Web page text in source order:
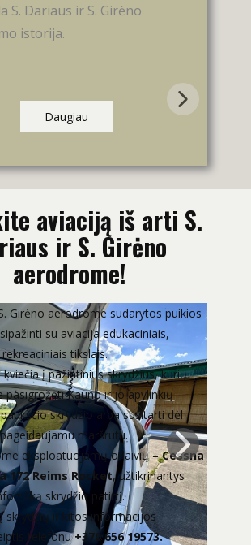
S. Dariaus ir S. Girėno
istorija.
Daugiau
aviaciją iš arti S.
ir S. Girėno
aerodrome!
Girėno aerodrome sudarytos puikios
su aviacija edukaciniais,
tikslais.
į pažintinius skrydžius, kurių
pasigrožėti Kauno ir jo apylinkių
skrydžio arba susitarti dėl
maršrutu.
eksploatuojamų orlaivių –Cessna
172 Reims Rocket, užtikrinantys
skrydžio patirtį.
skrydžių ir kitos informacijos
telefonu+370 656 19573.